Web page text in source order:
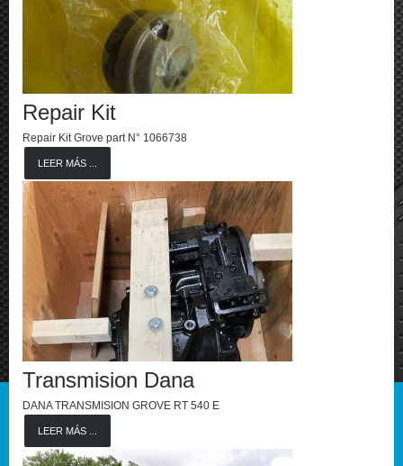
Repair Kit
Repair Kit Grove part N° 1066738
LEER MÁS ...
Transmision Dana
DANA TRANSMISION GROVE RT 540 E
LEER MÁS ...